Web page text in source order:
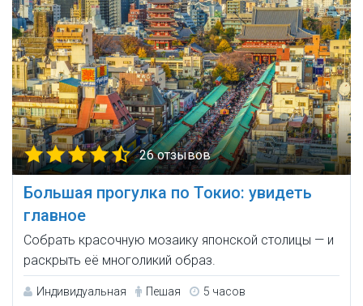
26 отзывов
Большая прогулка по Токио: увидеть
главное
Собрать красочную мозаику японской столицы — и
раскрыть её многоликий образ.
Индивидуальная Пешая 5 часов